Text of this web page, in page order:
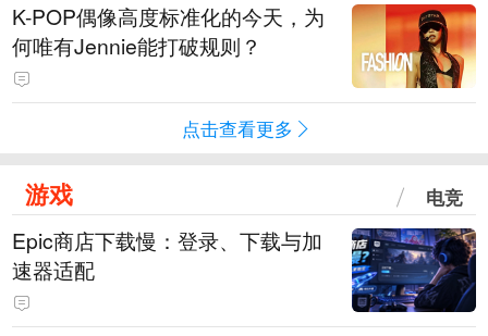
K-POP偶像高度标准化的今天，为
何唯有Jennie能打破规则？
点击查看更多
游戏 电竞
Epic商店下载慢：登录、下载与加
速器适配